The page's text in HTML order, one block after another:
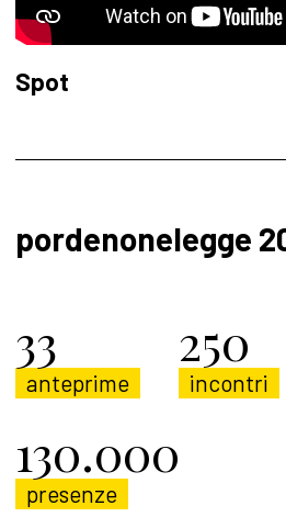
Spot
pordenonelegge
33
anteprime
250
incontri
130.000
presenze